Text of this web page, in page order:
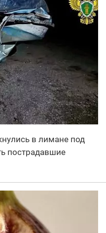
в лимане под
пострадавшие